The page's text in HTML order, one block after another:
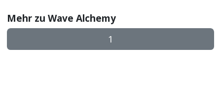
Mehr zu Wave Alchemy
1